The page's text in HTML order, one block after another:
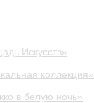
Искусств»
коллекция»
в белую ночь»